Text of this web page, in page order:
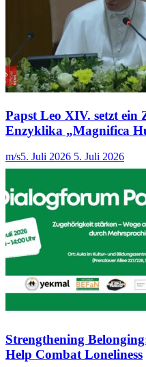
Papst Leo XIV. setzt ein
Enzyklika „Magnifica
m/s5. Juli 2026 5. Juli 2026
Strengthening
Help Combat Loneliness